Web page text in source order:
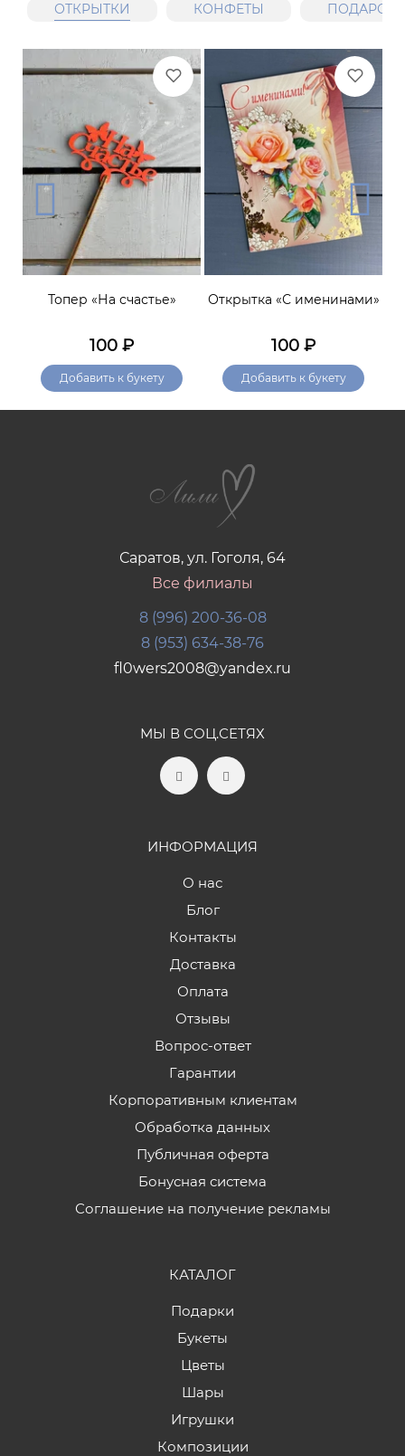
ОТКРЫТКИ КОНФЕТЫ
Топер «На счастье»
100 ₽
Добавить к букету
Открытка «С именинами»
100 ₽
Добавить к букету
Саратов, ул. Гоголя, 64
Все филиалы
8 (996) 200-36-08
8 (953) 634-38-76
fl0wers2008@yandex.ru
МЫ В СОЦ.СЕТЯХ
ИНФОРМАЦИЯ
О нас
Блог
Контакты
Доставка
Оплата
Отзывы
Вопрос-ответ
Гарантии
Корпоративным клиентам
Обработка данных
Публичная оферта
Бонусная система
Соглашение на получение рекламы
КАТАЛОГ
Подарки
Букеты
Цветы
Шары
Игрушки
Композиции